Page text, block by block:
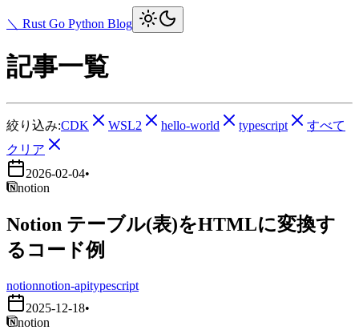
＼ Rust Go Python Blog
記事一覧
絞り込み:CDK WSL2 hello-world typescript
すべて
クリア
2026-02-04•
notion
Notion テーブル(表)をHTMLに変換す
るコード例
notionnotion-apitypescript
2025-12-18•
notion